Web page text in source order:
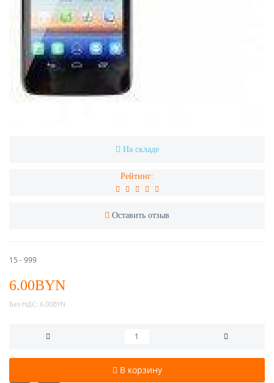
На складе
Рейтинг:
Оставить отзыв
15 - 999
6.00BYN
Без НДС: 6.00BYN
В корзину